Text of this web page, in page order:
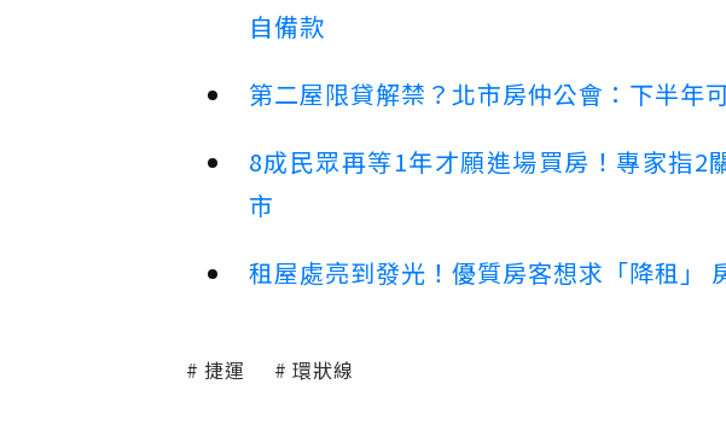
自備款
第二屋限貸解禁？北市房仲公會：下半年
8成民眾再等1年才願進場買房！專家指2
市
租屋處亮到發光！優質房客想求「降租」
捷運 環狀線